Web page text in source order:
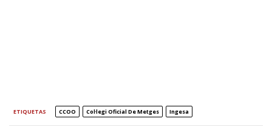
ETIQUETAS CCOO Col·legi Oficial De Metges Ingesa